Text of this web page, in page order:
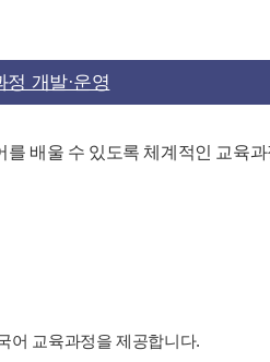
정 개발·운영
배울 수 있도록 체계적인 교육
어 교육과정을 제공합니다.